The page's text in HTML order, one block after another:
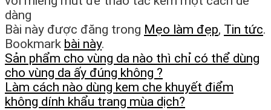
dàng
Bài này được đăng trong Mẹo làm đẹp, Tin tức.
Bookmark bài này.
Sản phẩm cho vùng da nào thì chỉ có thể dùng
cho vùng da ấy đúng không ?
Làm cách nào dùng kem che khuyết điểm
không dính khẩu trang mùa dịch?